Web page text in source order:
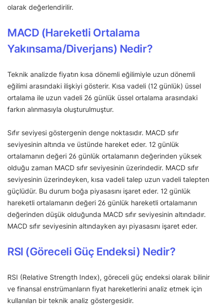
olarak değerlendirilir.
MACD (Hareketli Ortalama
Yakınsama/Diverjans) Nedir?
Teknik analizde fiyatın kısa dönemli eğilimiyle uzun dönemli
eğilimi arasındaki ilişkiyi gösterir. Kısa vadeli (12 günlük) üssel
ortalama ile uzun vadeli 26 günlük üssel ortalama arasındaki
farkın alınmasıyla oluşturulmuştur.
Sıfır seviyesi göstergenin denge noktasıdır. MACD sıfır
seviyesinin altında ve üstünde hareket eder. 12 günlük
ortalamanın değeri 26 günlük ortalamanın değerinden yüksek
olduğu zaman MACD sıfır seviyesinin üzerindedir. MACD sıfır
seviyesinin üzerindeyken, kısa vadeli talep uzun vadeli talepten
güçlüdür. Bu durum boğa piyasasını işaret eder. 12 günlük
hareketli ortalamanın değeri 26 günlük hareketli ortalamanın
değerinden düşük olduğunda MACD sıfır seviyesinin altındadır.
MACD sıfır seviyesinin altındayken ayı piyasasını işaret eder.
RSI (Göreceli Güç Endeksi) Nedir?
RSI (Relative Strength Index), göreceli güç endeksi olarak bilinir
ve finansal enstrümanların fiyat hareketlerini analiz etmek için
kullanılan bir teknik analiz göstergesidir.